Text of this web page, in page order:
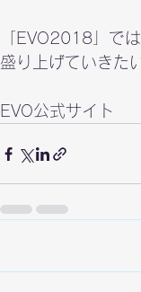
「EVO2018」で
盛り上げていきた
EVO公式サイト